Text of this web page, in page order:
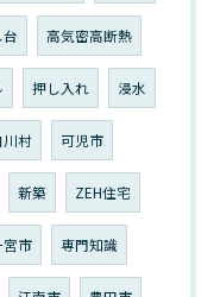
高気密高断熱
押し入れ 浸水
川村 可児市
新築 ZEH住宅
宮市 専門知識